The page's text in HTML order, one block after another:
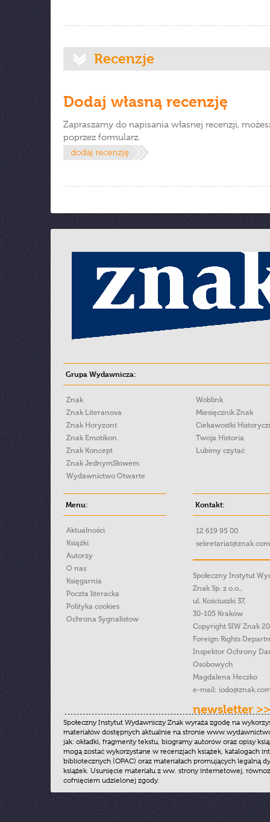
Recenzje
Dodaj własną recenzję
Zapraszamy do napisania własnej recenzji,
poprzez formularz.
Grupa Wydawnicza:
Znak
Znak Literanova
Znak Horyzont
Znak Emotikon
Znak Koncept
Znak JednymSłowem
Wydawnictwo Otwarte
Woblink
Miesięcznik Znak
Ciekawostki
Twoja Historia
Lubimy czytać
Menu:
Aktualności
Książki
Autorzy
O nas
Księgarnia
Poczta literacka
Polityka cookies
Ochrona Sygnalistow
Kontakt:
12 619 95 00
Społeczny Instytut
Znak Sp. z o.o.,
ul. Kościuszki 37,
30-105 Kraków
Copyright SIW Znak
Foreign Rights
Inspektor Ochrony
Osobowych
Magdalena Heczko
e-mail:
newsletter >>
Społeczny Instytut Wydawniczy Znak wyraża zgodę na
materiałów dostępnych aktualnie na stronie
jak: okładki, fragmenty tekstu, biogramy autorów oraz opisy
mogą zostać wykorzystane w recenzjach książek, katalogach
bibliotecznych (OPAC) oraz materiałach promujących legalną
książek. Usunięcie materiału z ww. strony internetowej,
cofnięciem udzielonej zgody.